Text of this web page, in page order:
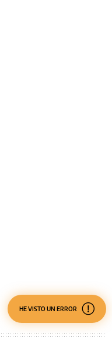
HE VISTO UN ERROR